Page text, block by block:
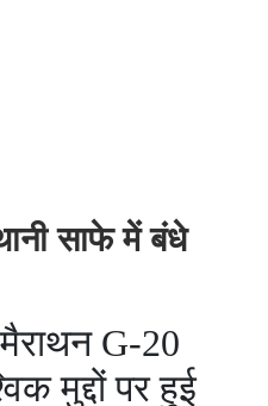
साफे में बंधे
G-20
मुद्दों पर हुई